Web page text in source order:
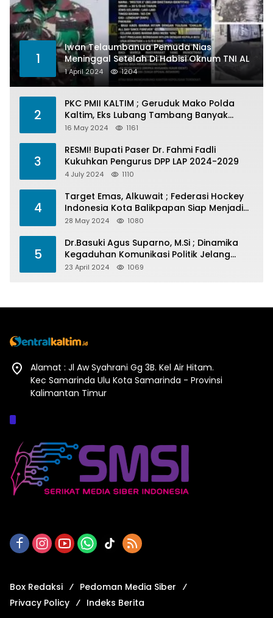
1
Iwan Telaumbanua Pemuda Nias
Meninggal Setelah Di Habisi Oknum TNI AL
1 April 2024 1204
2
PKC PMII KALTIM ; Geruduk Mako Polda
Kaltim, Eks Lubang Tambang Banyak
Menelan Korban
16 May 2024 1161
3
RESMI! Bupati Paser Dr. Fahmi Fadli
Kukuhkan Pengurus DPP LAP 2024-2029
4 July 2024 1110
4
Target Emas, Alkuwait ; Federasi Hockey
Indonesia Kota Balikpapan Siap Menjadi
Barometer Prestasi Di Kaltim
28 May 2024 1080
5
Dr.Basuki Agus Suparno, M.Si ; Dinamika
Kegaduhan Komunikasi Politik Jelang
Pesta Politik 2024
23 April 2024 1069
Alamat : Jl Aw Syahrani Gg 3B. Kel Air Hitam.
Kec Samarinda Ulu Kota Samarinda - Provinsi
Kalimantan Timur
Box Redaksi
Pedoman Media Siber
Privacy Policy
Indeks Berita